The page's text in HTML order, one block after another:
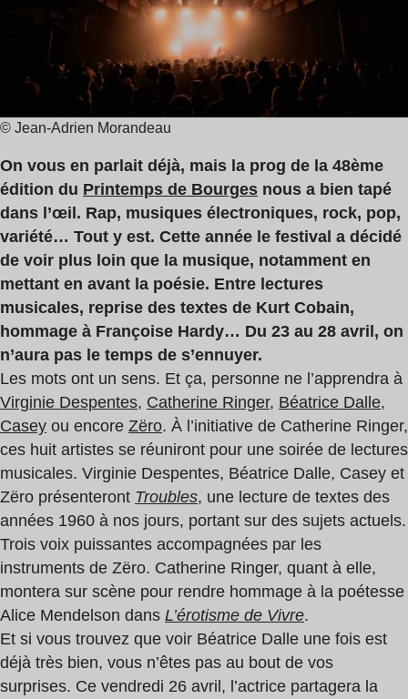
© Jean-Adrien Morandeau
On vous en parlait déjà, mais la prog de la 48ème
édition du Printemps de Bourges nous a bien tapé
dans l’œil. Rap, musiques électroniques, rock, pop,
variété… Tout y est. Cette année le festival a décidé
de voir plus loin que la musique, notamment en
mettant en avant la poésie. Entre lectures
musicales, reprise des textes de Kurt Cobain,
hommage à Françoise Hardy… Du 23 au 28 avril, on
n’aura pas le temps de s’ennuyer.
Les mots ont un sens. Et ça, personne ne l’apprendra à
Virginie Despentes, Catherine Ringer, Béatrice Dalle,
Casey ou encore Zëro. À l’initiative de Catherine Ringer,
ces huit artistes se réuniront pour une soirée de lectures
musicales. Virginie Despentes, Béatrice Dalle, Casey et
Zëro présenteront Troubles, une lecture de textes des
années 1960 à nos jours, portant sur des sujets actuels.
Trois voix puissantes accompagnées par les
instruments de Zëro. Catherine Ringer, quant à elle,
montera sur scène pour rendre hommage à la poétesse
Alice Mendelson dans L’érotisme de Vivre.
Et si vous trouvez que voir Béatrice Dalle une fois est
déjà très bien, vous n’êtes pas au bout de vos
surprises. Ce vendredi 26 avril, l’actrice partagera la